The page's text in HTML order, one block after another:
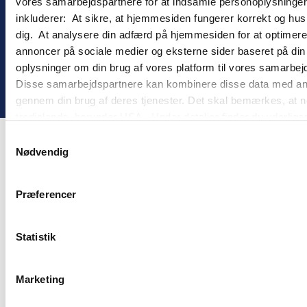
inkluderer: At sikre, at hjemmesiden fungerer korrekt og
dig. At analysere din adfærd på hjemmesiden for at
annoncer på sociale medier og eksterne sider baseret på
oplysninger om din brug af vores platform til vores
Disse samarbejdspartnere kan kombinere disse data med
gennem din brug af deres tjenester. Det skal bemærkes, at
cookie opbevares. Du bestemmer selv, hvilke formål vores
behandling af personoplysninger i
Nødvendig
Præferencer
Statistik
Marketing
© 2026goMember